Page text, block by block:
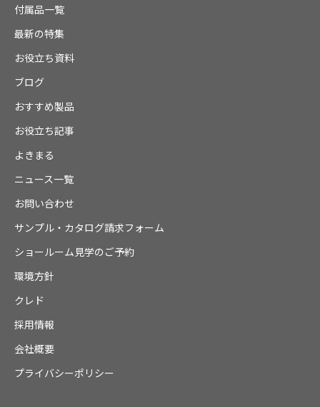
付属品一覧
最新の特集
お役立ち資料
ブログ
おすすめ製品
お役立ち記事
よきまる
ニュース一覧
お問い合わせ
サンプル・カタログ請求フォーム
ショールーム見学のご予約
環境方針
クレド
採用情報
会社概要
プライバシーポリシー